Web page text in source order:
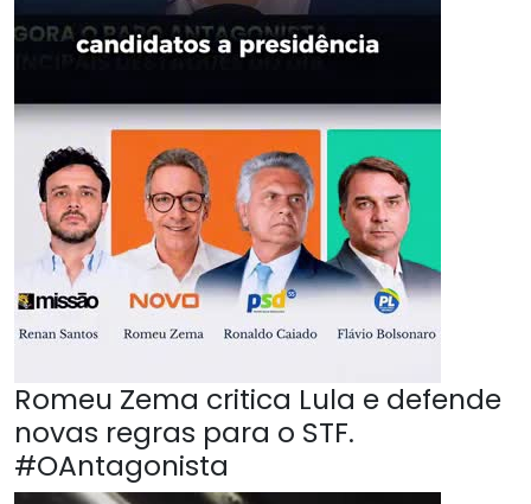
Romeu Zema critica Lula e defende
novas regras para o STF.
#OAntagonista